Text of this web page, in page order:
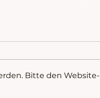
Bitte den Website-